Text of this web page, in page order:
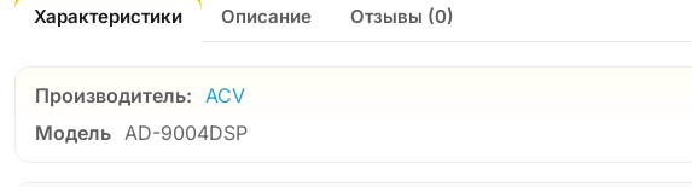
Характеристики Описание Отзывы (0)
Производитель:
ACV
Модель AD-9004DSP